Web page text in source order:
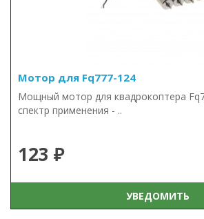
Мотор для Fq777-124
Мощный мотор для квадрокоптера
спектр применения - ..
123 ₽
УВЕДОМИТЬ